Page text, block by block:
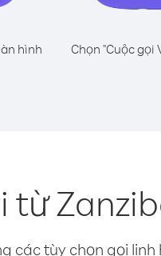
hình
Chọn "Cuộc
từ
các tùy chọn gọi